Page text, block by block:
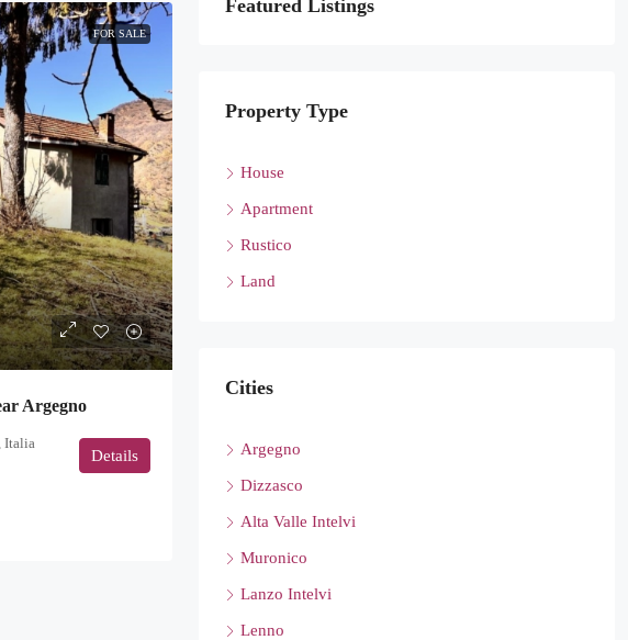
FOR SALE
Argegno
Italia
Details
Featured Listings
Property Type
House
Apartment
Rustico
Land
Cities
Argegno
Dizzasco
Alta Valle Intelvi
Muronico
Lanzo Intelvi
Lenno